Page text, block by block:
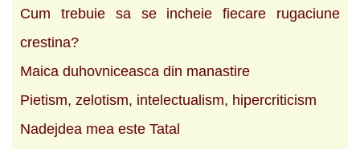
Cum trebuie sa se incheie fiecare rugaciune
crestina?
Maica duhovniceasca din manastire
Pietism, zelotism, intelectualism, hipercriticism
Nadejdea mea este Tatal